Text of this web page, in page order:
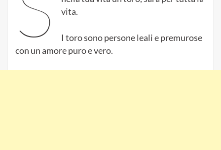
vita.
I toro sono persone leali e premurose
con un amore puro e vero.